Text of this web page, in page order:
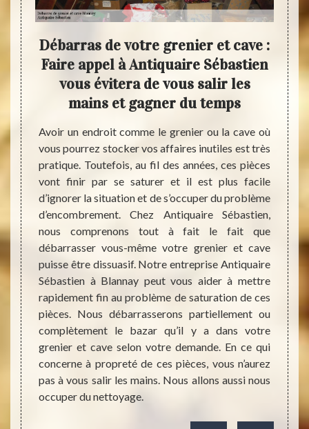
des
rats
et
être
à
ou
tout
à
qui
sur
Débarras de votre grenier et cave :
Faire appel à Antiquaire Sébastien
vous évitera de vous salir les
mains et gagner du temps
Avoir un endroit comme le grenier ou la cave où
vous pourrez stocker vos affaires inutiles est très
pratique. Toutefois, au fil des années, ces pièces
vont finir par se saturer et il est plus facile
d’ignorer la situation et de s’occuper du problème
d’encombrement. Chez Antiquaire Sébastien,
nous comprenons tout à fait le fait que
débarrasser vous-même votre grenier et cave
puisse être dissuasif. Notre entreprise Antiquaire
Sébastien à Blannay peut vous aider à mettre
rapidement fin au problème de saturation de ces
pièces. Nous débarrasserons partiellement ou
complètement le bazar qu’il y a dans votre
grenier et cave selon votre demande. En ce qui
concerne à propreté de ces pièces, vous n’aurez
pas à vous salir les mains. Nous allons aussi nous
occuper du nettoyage.
En
des
une
le